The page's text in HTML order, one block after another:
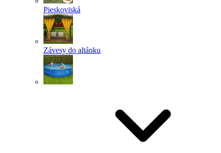
Pieskoviská
Závesy do altánku